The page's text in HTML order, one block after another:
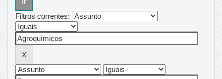
Filtros correntes: